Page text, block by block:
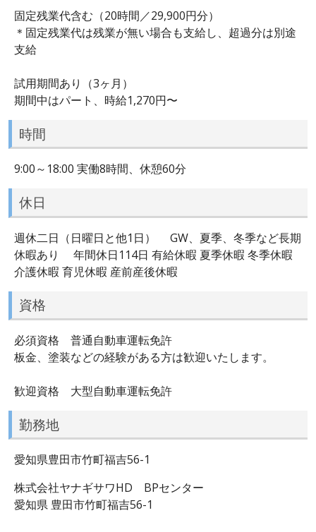
固定残業代含む（20時間／29,900円分）
＊固定残業代は残業が無い場合も支給し、超過分は別途
支給
試用期間あり（3ヶ月）
期間中はパート、時給1,270円〜
時間
9:00～18:00 実働8時間、休憩60分
休日
週休二日（日曜日と他1日） GW、夏季、冬季など長期
休暇あり 年間休日114日 有給休暇 夏季休暇 冬季休暇
介護休暇 育児休暇 産前産後休暇
資格
必須資格 普通自動車運転免許
板金、塗装などの経験がある方は歓迎いたします。
歓迎資格 大型自動車運転免許
勤務地
愛知県豊田市竹町福吉56-1
株式会社ヤナギサワHD BPセンター
愛知県 豊田市竹町福吉56-1